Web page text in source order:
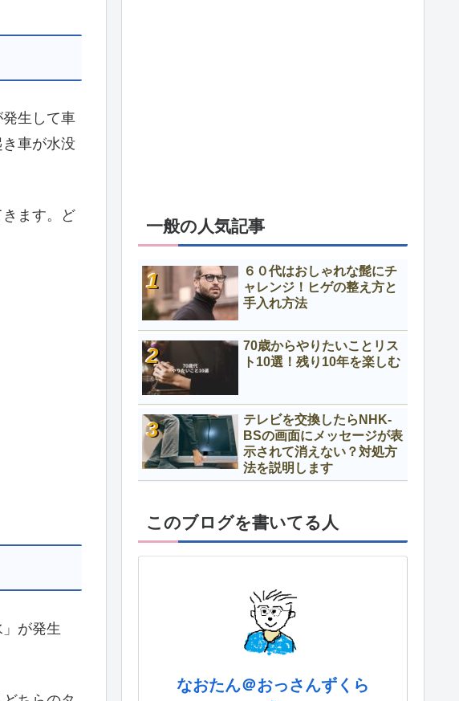
生して車
車が水没
ます。ど
が発生
一般の人気記事
６０代はおしゃれな髭にチ
ャレンジ！ヒゲの整え方と
手入れ方法
70歳からやりたいことリス
ト10選！残り10年を楽しむ
テレビを交換したらNHK-
BSの画面にメッセージが表
示されて消えない？対処方
法を説明します
このブログを書いてる人
なおたん＠おっさんずくら